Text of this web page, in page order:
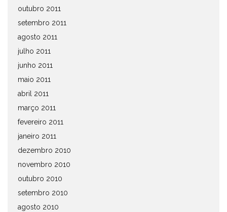
outubro 2011
setembro 2011
agosto 2011
julho 2011
junho 2011
maio 2011
abril 2011
março 2011
fevereiro 2011
janeiro 2011
dezembro 2010
novembro 2010
outubro 2010
setembro 2010
agosto 2010